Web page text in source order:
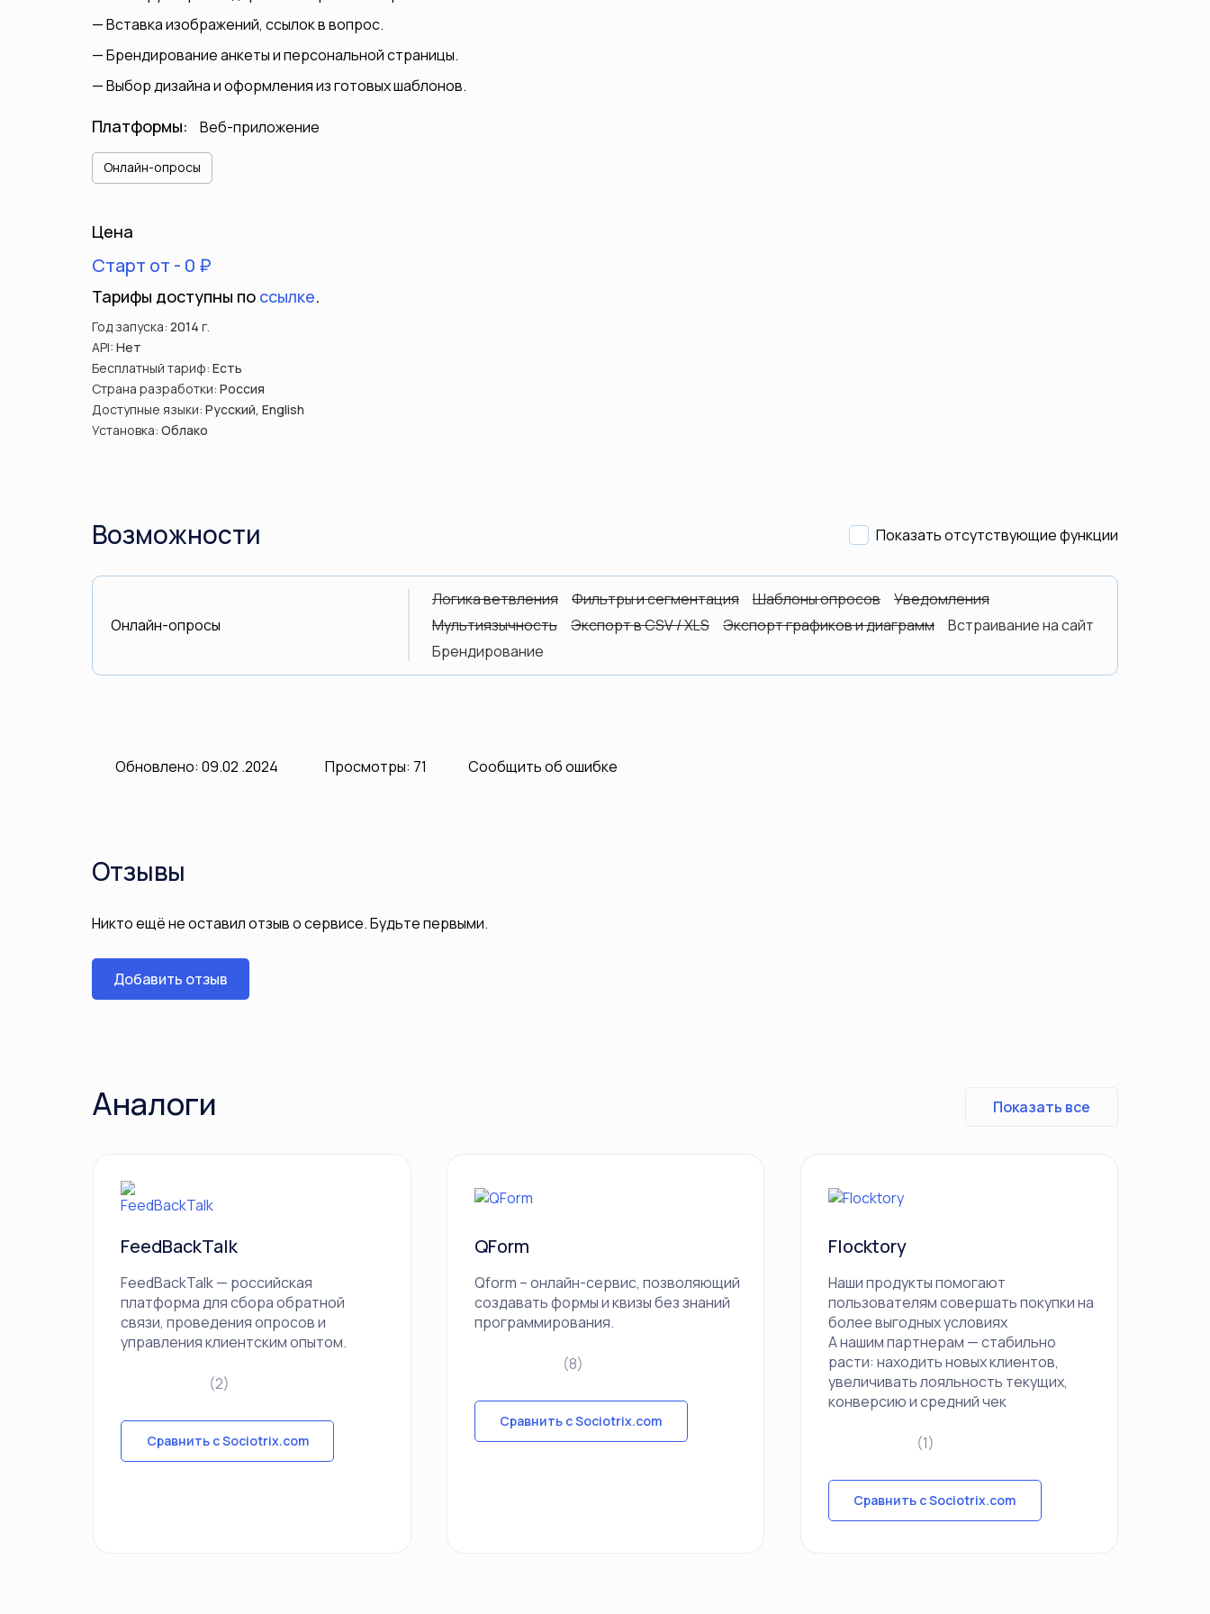
Вставка изображений, ссылок в вопрос.
Брендирование анкеты и персональной страницы.
Выбор дизайна и оформления из готовых шаблонов.
Платформы: Веб-приложение
Онлайн-опросы
Цена
Старт от - 0 ₽
Тарифы доступны по ссылке.
Год запуска: 2014 г.
API: Нет
Бесплатный тариф: Есть
Страна разработки: Россия
Доступные языки: Русский, English
Установка: Облако
Возможности Показать отсутствующие функции
Онлайн-опросы
Логика ветвления Фильтры и сегментация Шаблоны опросов
Уведомления
Мультиязычность
Экспорт в CSV / XLS Экспорт графиков и диаграмм
Встраивание на сайт
Брендирование
Обновлено: 09.02 .2024 Просмотры: 71 Сообщить об ошибке
Отзывы
Никто ещё не оставил отзыв о сервисе. Будьте первыми.
Добавить отзыв
Аналоги Показать все
FeedBackTalk
FeedBackTalk — российская
платформа для сбора обратной
связи, проведения опросов и
управления клиентским опытом.
(2)
Сравнить с Sociotrix.com
QForm
Qform – онлайн-сервис, позволяющий
создавать формы и квизы без знаний
программирования.
(8)
Сравнить с Sociotrix.com
Flocktory
Наши продукты помогают
пользователям совершать покупки на
более выгодных условиях
А нашим партнерам — стабильно
расти: находить новых клиентов,
увеличивать лояльность текущих,
конверсию и средний чек
(1)
Сравнить с Sociotrix.com